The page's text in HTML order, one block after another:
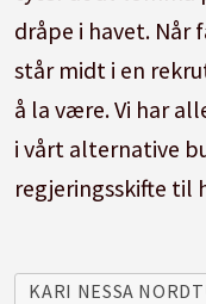
dråpe i havet.
står midt i en
å la være. Vi har
i vårt alternative
regjeringsskifte til
KARI NESSA